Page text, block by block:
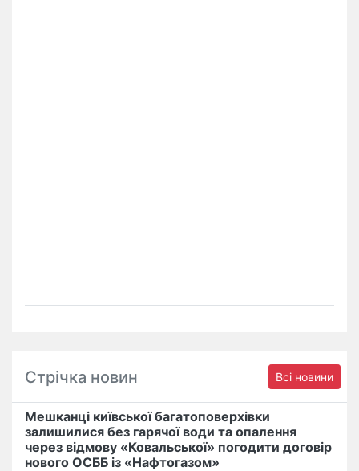
Стрічка новин Всі новини
Мешканці київської багатоповерхівки
залишилися без гарячої води та опалення
через відмову «Ковальської» погодити договір
нового ОСББ із «Нафтогазом»